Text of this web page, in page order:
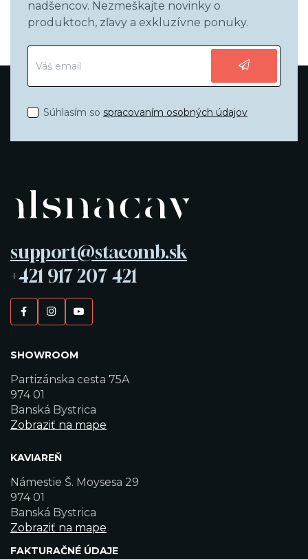
nadšencov. Nezmeškajte novinky o
produktoch, zľavy a exkluzívne ponuky.
Súhlasím so spracovaním osobných údajov
support@stacomb.sk
+421 917 207 421
SHOWROOM
Partizánska cesta 75A
974 01
Banská Bystrica
Zobraziť na mape
KAVIAREŇ
Námestie Š. Moysesa 29
974 01
Banská Bystrica
Zobraziť na mape
FAKTURAČNÉ ÚDAJE